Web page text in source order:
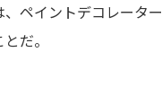
ペイントデコレータ
だ。